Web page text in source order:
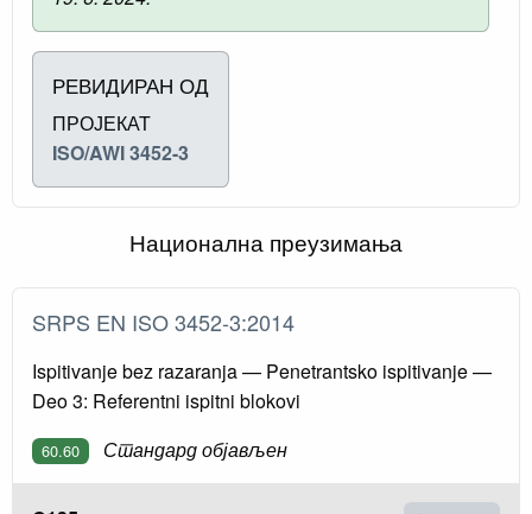
РЕВИДИРАН ОД
ПРОЈЕКАТ
ISO/AWI 3452-3
Национална преузимања
SRPS EN ISO 3452-3:2014
Ispitivanje bez razaranja — Penetrantsko ispitivanje —
Deo 3: Referentni ispitni blokovi
60.60 Стандард објављен